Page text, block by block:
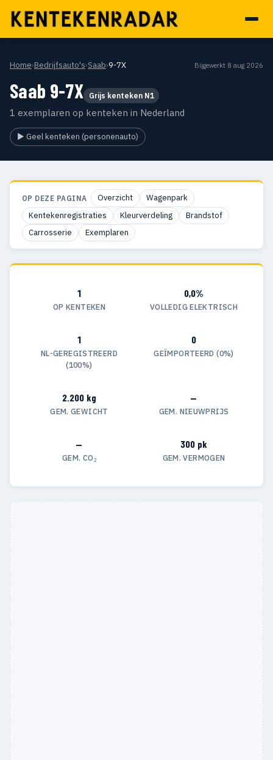
Home›Bedrijfsauto's›Saab›9-7X Bijgewerkt 8 aug 2026
Saab 9-7X Grijs kenteken N1
1 exemplaren op kenteken in Nederland
▶ Geel kenteken (personenauto)
OP DEZE PAGINA Overzicht
Wagenpark
Kentekenregistraties
Kleurverdeling
Brandstof
Carrosserie
Exemplaren
1
OP KENTEKEN
0,0%
VOLLEDIG ELEKTRISCH
1
NL-GEREGISTREERD
(100%)
0
GEÏMPORTEERD (0%)
2.200 kg
GEM. GEWICHT
—
GEM. NIEUWPRIJS
—
GEM. CO₂
300 pk
GEM. VERMOGEN